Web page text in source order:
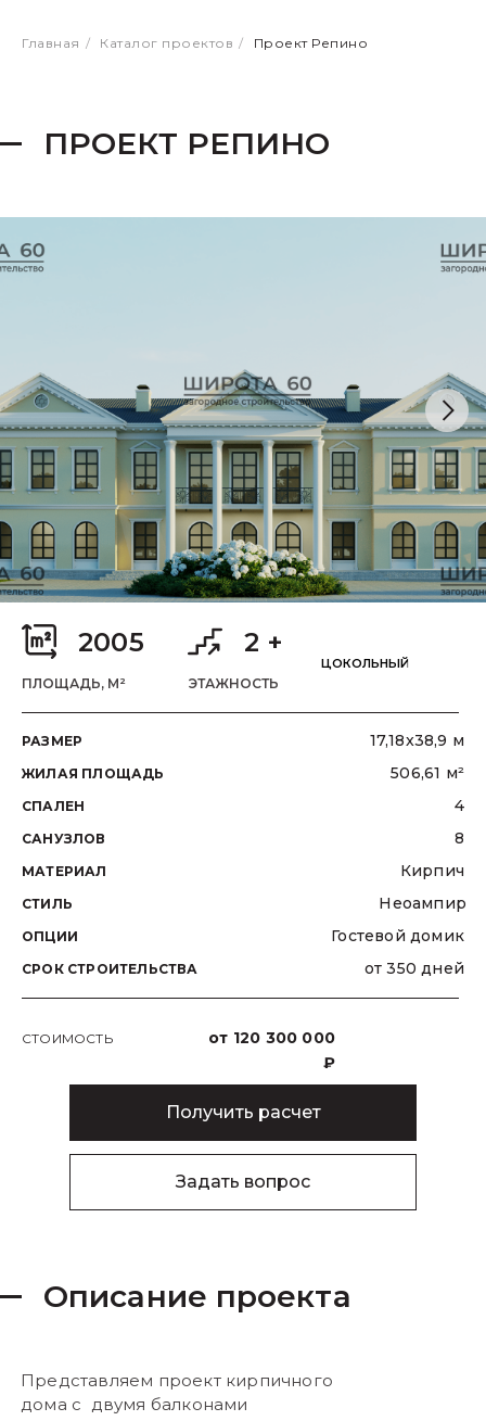
Главная / Каталог проектов / Проект Репино
ПРОЕКТ РЕПИНО
2 +
ЭТАЖНОСТЬ
2005
ПЛОЩАДЬ, М²
17,18x38,9 м
506,61 м²
4
8
Кирпич
РАЗМЕР
ЖИЛАЯ ПЛОЩАДЬ
СПАЛЕН
Неоампир
САНУЗЛОВ
МАТЕРИАЛ
СТИЛЬ
Гостевой домик
ОПЦИИ
СРОК СТРОИТЕЛЬCТВА
от 350 дней
СТОИМОСТЬ
от 120 300 000
₽
Получить расчет
Задать вопрос
ЦОКОЛЬНЫЙ
Описание проекта
Представляем проект кирпичного
дома с двумя балконами